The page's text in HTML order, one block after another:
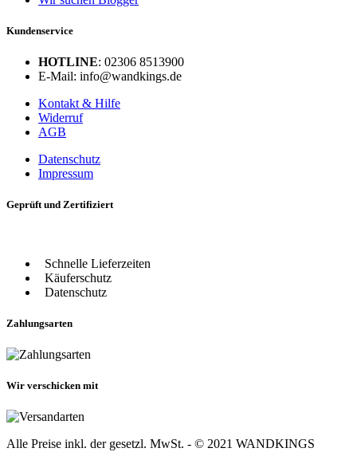
Kundenservice
HOTLINE: 02306 8513900
E-Mail: info@wandkings.de
Kontakt & Hilfe
Widerruf
AGB
Datenschutz
Impressum
Geprüft und Zertifiziert
Schnelle Lieferzeiten
Käuferschutz
Datenschutz
Zahlungsarten
Wir verschicken mit
Alle Preise inkl. der gesetzl. MwSt. - © 2021 WANDKINGS